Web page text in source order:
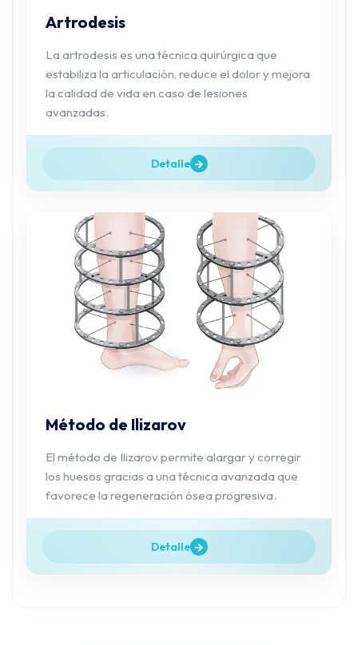
Artrodesis
La artrodesis es una técnica quirúrgica que
estabiliza la articulación, reduce el dolor y mejora
la calidad de vida en caso de lesiones
avanzadas.
Detalle
Método de Ilizarov
El método de Ilizarov permite alargar y corregir
los huesos gracias a una técnica avanzada que
favorece la regeneración ósea progresiva.
Detalle